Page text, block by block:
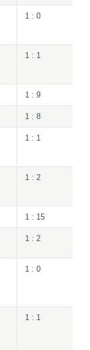
1 : 0
1 : 1
1 : 9
1 : 8
1 : 1
1 : 2
1 : 15
1 : 2
1 : 0
1 : 1